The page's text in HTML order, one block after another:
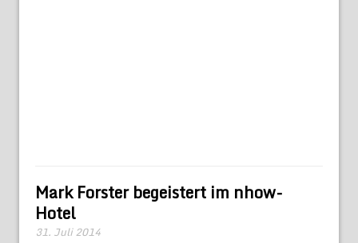
Mark Forster begeistert im nhow-
Hotel
31. Juli 2014